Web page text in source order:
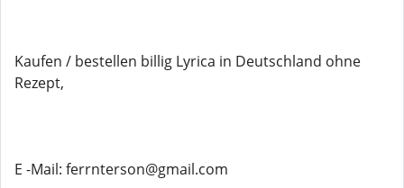
Kaufen / bestellen billig Lyrica in Deutschland ohne
Rezept,
E -Mail: ferrnterson@gmail.com